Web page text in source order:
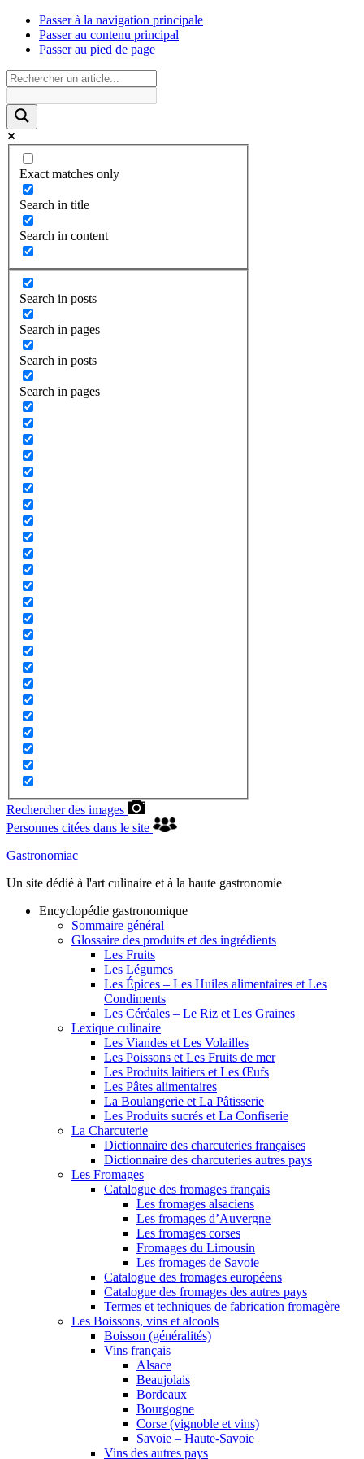
Passer à la navigation principale
Passer au contenu principal
Passer au pied de page
Exact matches only
Search in title
Search in content
Search in posts
Search in pages
Search in posts
Search in pages
Rechercher des images
Personnes citées dans le site
Gastronomiac
Un site dédié à l'art culinaire et à la haute gastronomie
Encyclopédie gastronomique
Sommaire général
Glossaire des produits et des ingrédients
Les Fruits
Les Légumes
Les Épices – Les Huiles alimentaires et Les
Condiments
Les Céréales – Le Riz et Les Graines
Lexique culinaire
Les Viandes et Les Volailles
Les Poissons et Les Fruits de mer
Les Produits laitiers et Les Œufs
Les Pâtes alimentaires
La Boulangerie et La Pâtisserie
Les Produits sucrés et La Confiserie
La Charcuterie
Dictionnaire des charcuteries françaises
Dictionnaire des charcuteries autres pays
Les Fromages
Catalogue des fromages français
Les fromages alsaciens
Les fromages d’Auvergne
Les fromages corses
Fromages du Limousin
Les fromages de Savoie
Catalogue des fromages européens
Catalogue des fromages des autres pays
Termes et techniques de fabrication fromagère
Les Boissons, vins et alcools
Boisson (généralités)
Vins français
Alsace
Beaujolais
Bordeaux
Bourgogne
Corse (vignoble et vins)
Savoie – Haute-Savoie
Vins des autres pays